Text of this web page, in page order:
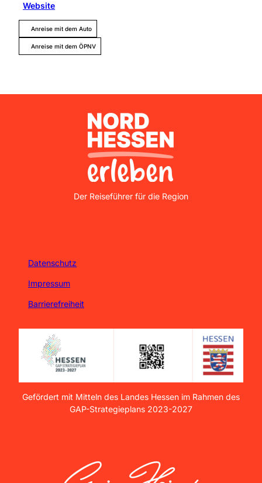
Website
Anreise mit dem Auto
Anreise mit dem ÖPNV
Nordhessen Erleben
Der Reiseführer für die Region
Datenschutz
Impressum
Barrierefreiheit
Gefördert mit Mitteln des Landes Hessen im Rahmen des
GAP-Strategieplans 2023-2027